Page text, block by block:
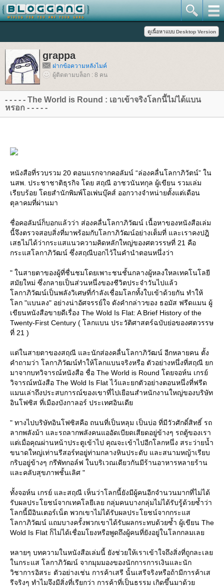
grappa
ฝากข้อความหลังไมค์
ผู้ติดตามบล็อก : 8 คน
- - - - - The World is Round : เอาเข้าจริงโลกนี้ไม่ได้แบน
หรอก - - - - -
หนังสือที่รวบรวม 20 ตอนแรกจากคอลัมน์ “ล่องคลื่นโลกาภิวัตน์” ใน
นสพ. ประชาชาติธุรกิจ โดย สฤณี อาชวนันทกุล ผู้เขียน รวมเล่ม
เรียบร้อย โดยสำนักพิมพ์โอเพ่นบุ๊คส์ ออกวางจำหน่ายตั้งแต่เดือน
ตุลาคมที่ผ่านมา
ชื่อคอลัมน์ก็บอกแล้วว่า ส่องคลื่นโลกาภิวัฒน์ เนื้อหาของหนังสือเล่ม
นี้จึงตรวจสอบสิ่งที่มาพร้อมกับโลกาภิวัฒน์อย่างเต็มที่ และเราคงปฎิ
เสธไม่ได้ว่ากระแสแนวความคิดหลักใหญ่ของศตวรรษที่ 21 คือ
กระแสโลกาภิวัฒน์ ซึ่งสฤณีบอกไว้ในคำนำตอนหนึ่งว่า
" ในสายตาของผู้ที่ชื่นชมโดยเพาะชนชั้นกลางผู้หลงใหลเทคโนโลยี
สมัยใหม่ ซึ่งกลายเป็นส่วนหนึ่งของชีวิตประจำวันไปแล้ว
ลกาภิวัฒน์เป็นพลังวิเศษที่กำลังเชื่อมโลกทั้งใบเข้าด้วยกัน ทำให้
ลก "แบนลง" อย่างน่าอัศจรรย์ใจ ดังคำกล่าวของ ธอมัส ฟรีดแมน ผู้
เขียนหนังสือขายดีเรื่อง The Wold Is Flat: A Brief History of the
Twenty-First Century ( โลกแบน ประวัติศาสตร์ฉบับย่อของศตวรรษ
ที่ 21 )
ต่ในสายตาของสฤณี และนักส่องคลื่นโลกาภิวัฒน์ อีกหลายคน ตั้ง
คำถามว่า โลกาภิวัฒน์ทำให้โลกแบนจริงหรือ ตัวอย่างหนึ่งที่สฤณี ยก
มาจากบทวิจารณ์หนังสือ ชื่อ The World is Round โดยจอห์น เกรย์
วิจารณ์หนังสือ The Wold Is Flat ไว้และยกตัวอย่างตอนหนึ่งที่ฟรีด
มนเล่าถึงประสบการณ์ของเขาที่ไปเยือนสำหนักงานใหญ่ของบริษัท
อินโฟซิส ที่เมืองบังกาลอร์ ประเทศอินเดี
" ทางไปบริษัทอินโฟซิสคือ ถนนที่เป็นหลุม เป็นบ่อ ที่มีวัวศักดิ์สิทธิ์ รถ
ลากพลังม้า และรถลากพลังคนแออัดเบียดเสียดอยู่ข้างๆ รถตู้ของเรา
ต่เมื่อคุณผ่านหน้าประตูเข้าไป คุณจะเข้าไปอีกโลกหนึ่ง สระว่ายน้ำ
ขนาดใหญ่เท่านรีสอร์ทอยู่ท่ามกลางหินประดับ และสนามหญ้าเรียบ
กริบอยู่ข้างๆ กรีพัทกอล์ฟ ในบริเวณเดียวกันมีร้านอาหารหลายร้าน
ละคลับสุขภาพชั้นเลิศ "
ทั้งจอห์น เกรย์ และสฤณี เห็นว่าโลกนี้ยังมีผู้คนอีกจำนวนมากที่ไม่ได้
รับผลประโยชน์จากเทคโลยีเลย กลุ่มคนบางกลุ่มไม่ได้รับรู้ด้วยซ้ำว่า
ลกนี้มีอินเตอร์เน็ต พวกเขาไม่ได้รับผลประโยชน์จากกระแส
ลกาภิวัฒน์ แถมบางครั้งพวกเขาได้รับผลกระทบด้วยซ้ำ ผู้เขียน The
Wold Is Flat ก็ไม่ได้เชื่อมโยงหรือพูดถึงผู้คนที่ยังอยู่ในโลกกลมเล
หลายๆ บทความในหนังสือเล่มนี้ ยังช่วยให้เราเข้าใจถึงสิ่งที่ถูกละเล
นกระแส โลกาภิวัฒน์ จากมุมมองของนักการการเงินและนัก
วิชาการอิสระ ตัวอย่างเช่น การค้าเสรี นั้นเสรีจริงหรือถ้ามีการค้าเส
รีจริงๆ ทำไมจึงมีสิ่งที่เรียกว่า การค้าที่เป็นธรรม เกิดขึ้นมาด้ว